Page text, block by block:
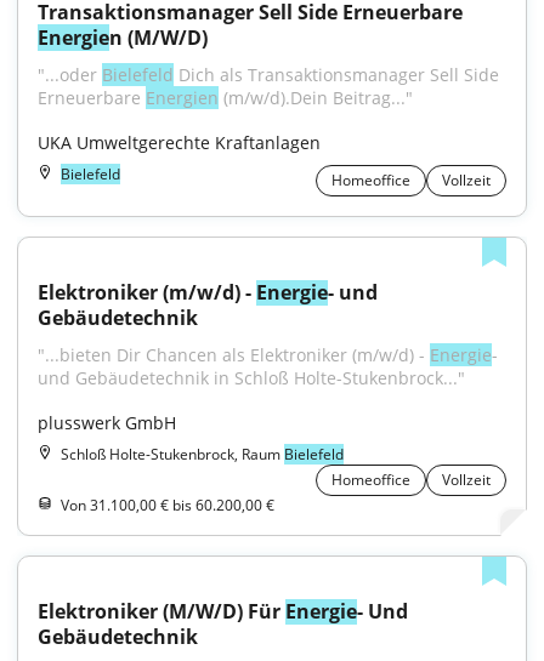
Energien (M/W/D)
"...oder Bielefeld Dich als Transaktionsmanager Sell Side
Erneuerbare Energien (m/w/d).Dein Beitrag..."
UKA Umweltgerechte Kraftanlagen
Bielefeld Homeoffice Vollzeit
Elektroniker (m/w/d) - Energie- und
Gebäudetechnik
"...bieten Dir Chancen als Elektroniker (m/w/d) - Energie-
und Gebäudetechnik in Schloß Holte-Stukenbrock..."
plusswerk GmbH
Schloß Holte-Stukenbrock, Raum Bielefeld
Homeoffice
Vollzeit
Von 31.100,00 € bis 60.200,00 €
Elektroniker (M/W/D) Für Energie- Und
Gebäudetechnik